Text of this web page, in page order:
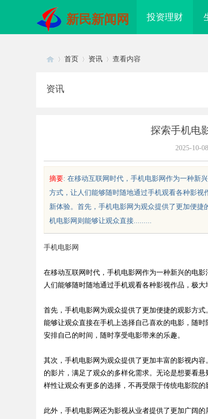
新民新闻网 投资理财
sc
首页 资讯 查看内容
资讯
探索手机电
2025-10-08
摘要: 在移动互联网时代，手机电影网作为一种新
方式，让人们能够随时随地通过手机观看各种影
新体验。首先，手机电影网为观众提供了更加便
机电影网则能够让观众直接.........
手机电影网
在移动互联网时代，手机电影网作为一种新兴的电
人们能够随时随地通过手机观看各种影视作品，极
首先，手机电影网为观众提供了更加便捷的观影方
能够让观众直接在手机上选择自己喜欢的电影，随
安排自己的时间，随时享受电影带来的乐趣。
其次，手机电影网为观众提供了更加丰富的影视内
的影片，满足了观众的多样化需求。无论是想要看
样性让观众有更多的选择，不再受限于传统电影院的
此外，手机电影网还为影视从业者提供了更加广阔
深度解析哈尔滨私家侦探行业的发展
与应用现状